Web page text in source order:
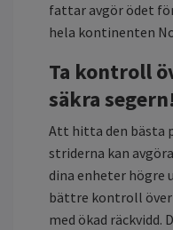
fattar avgör ödet
hela kontinenten
Ta kontroll
säkra segern!
Att hitta den bästa
striderna kan
dina enheter högre
bättre kontroll
med ökad räckvidd.